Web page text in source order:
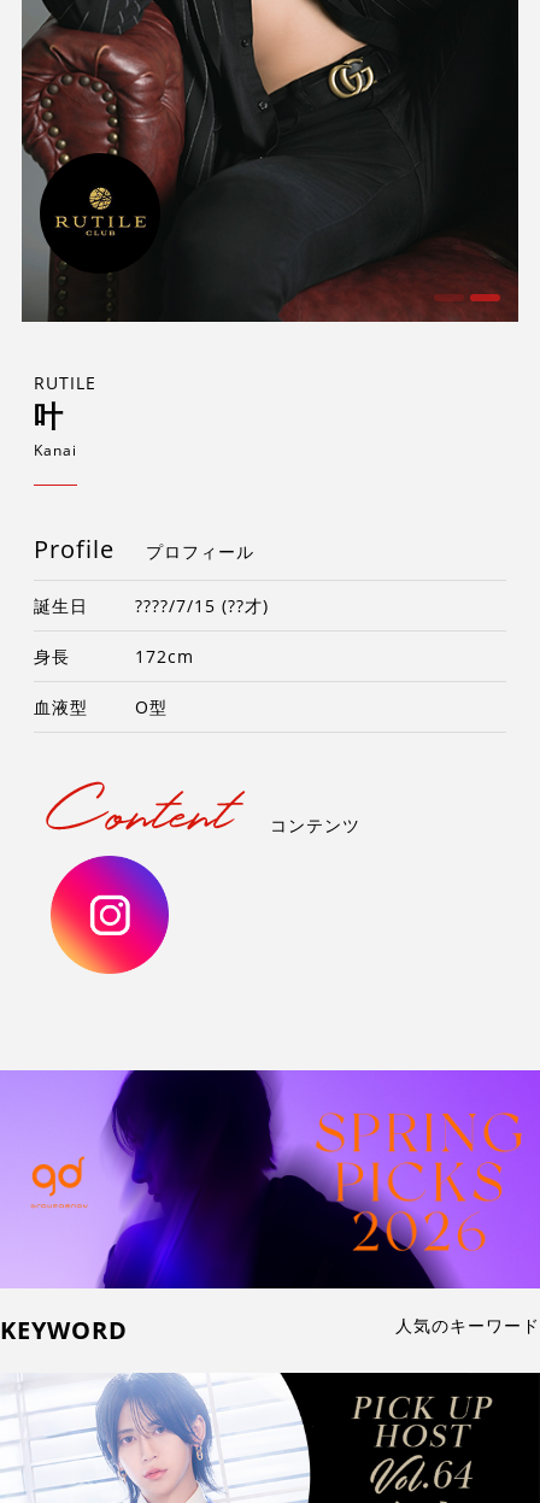
RUTILE
叶
Kanai
Profile プロフィール
誕生日 ????/7/15 (??才)
身長 172cm
血液型 O型
コンテンツ
KEYWORD 人気のキーワード